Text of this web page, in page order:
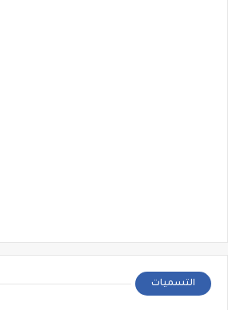
التسميات